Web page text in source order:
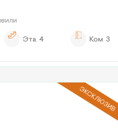
Эта. 4 Ком. 3
ЭКСКЛЮЗИВ